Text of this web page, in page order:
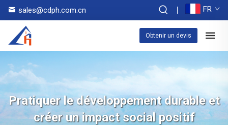
sales@cdph.com.cn FR
Obtenir un devis
Pratiquer le développement durable et
créer un impact social positif